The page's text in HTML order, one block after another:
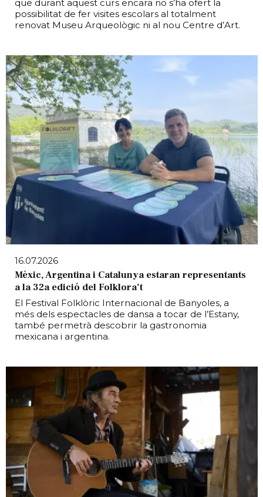
que durant aquest curs encara no s’ha ofert la
possibilitat de fer visites escolars al totalment
renovat Museu Arqueològic ni al nou Centre d’Art.
16.07.2026
Mèxic, Argentina i Catalunya estaran representants
a la 32a edició del Folklora’t
El Festival Folklòric Internacional de Banyoles, a
més dels espectacles de dansa a tocar de l’Estany,
també permetrà descobrir la gastronomia
mexicana i argentina.